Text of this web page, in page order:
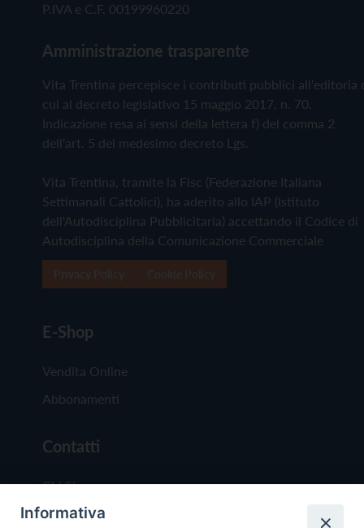
P.IVA e C.F. 00199960220
Amministrazione trasparente
Vita Trentina percepisce i contributi pubblici all'editoria
cui al decreto legislativo 15 maggio 2017, n. 70.
Indicazione resa ai sensi della lettera f) del comma 2
dell'art. 5 del medesimo decreto Lgs.
Vita Trentina, tramite la Fisc (Federazione Italiana
Settimanali Cattolici), ha aderito allo IAP (Istituto
dell'Autodisciplina Pubblicitaria) accettando il Codice di
Autodisciplina della Comunicazione Commerciale
E-Shop
Vendita Online
Abbonamenti
Contatti
Chi Siamo
Redazione
Informativa